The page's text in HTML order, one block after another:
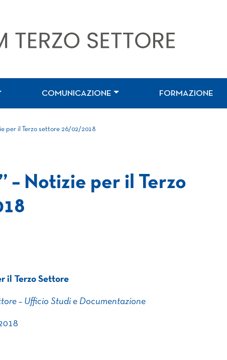
COMUNICAZIONE FORMAZIONE
per il Terzo settore 26/02/2018
– Notizie per il Terzo
il Terzo Settore
– Ufficio Studi e Documentazione